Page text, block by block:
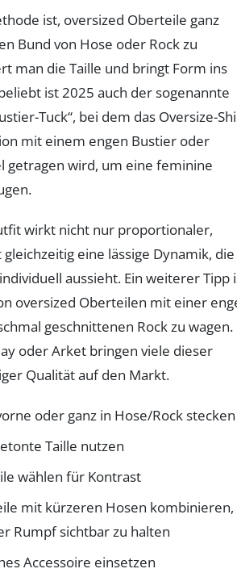
ist, oversized Oberteile ganz
Bund von Hose oder Rock zu
man die Taille und bringt Form ins
ist 2025 auch der sogenannte
Tuck“, bei dem das Oversize-
mit einem engen Bustier oder
getragen wird, um eine feminine
wirkt nicht nur proportionaler,
eine lässige Dynamik, die
aussieht. Ein weiterer Tipp
oversized Oberteilen mit einer
geschnittenen Rock zu wagen.
oder Arket bringen viele dieser
Qualität auf den Markt.
oder ganz in Hose/Rock stecken
Taille nutzen
wählen für Kontrast
mit kürzeren Hosen kombinieren,
Rumpf sichtbar zu halten
Accessoire einsetzen